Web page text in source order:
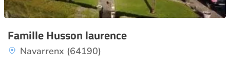
Famille Husson laurence
Navarrenx (64190)